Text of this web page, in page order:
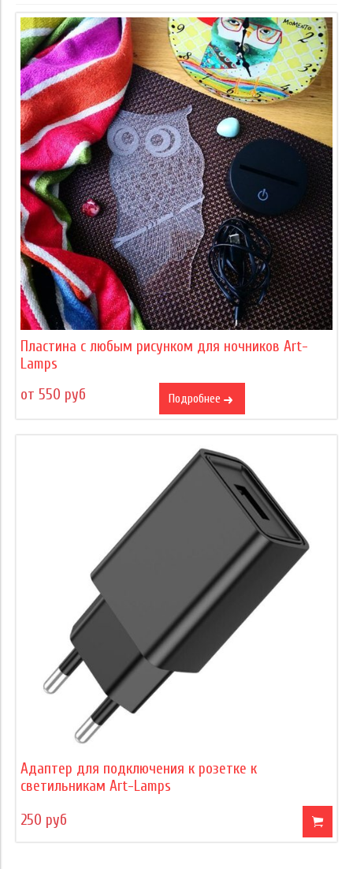
Пластина с любым рисунком для ночников Art-
Lamps
от 550 руб
Подробнее
Адаптер для подключения к розетке к
светильникам Art-Lamps
250 руб